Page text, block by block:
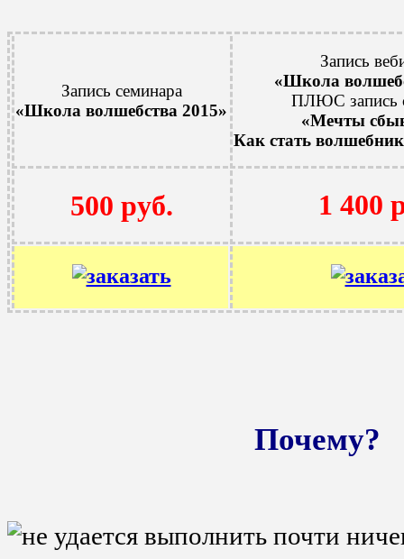
Запись семинара
«Школа волшебства 2015»
Запись
«Школа
ПЛЮС запись
«Мечты
Как стать
500 руб. 1 400
Почему?